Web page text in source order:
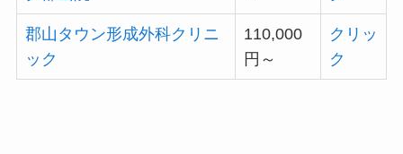
郡山タウン形成外科クリニ
ック
110,000
円～
クリッ
ク